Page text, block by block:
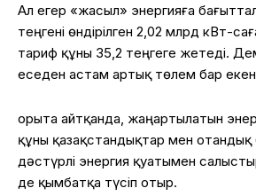
Ал егер «жасыл» энергияға
теңгені өндірілген 2,02 млрд кВт-
тариф құны 35,2 теңгеге жетеді.
еседен астам артық төлем бар екені
Қорыта айтқанда, жаңартылатын
құны қазақстандықтар мен отандық
дәстүрлі энергия қуатымен
де қымбатқа түсіп отыр.